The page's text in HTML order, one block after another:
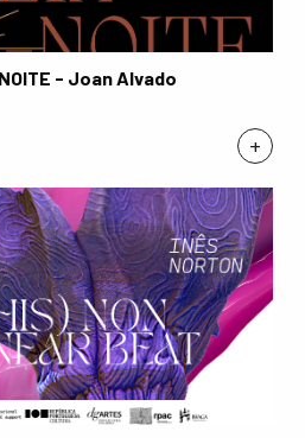
+
NOITE - Joan Alvado